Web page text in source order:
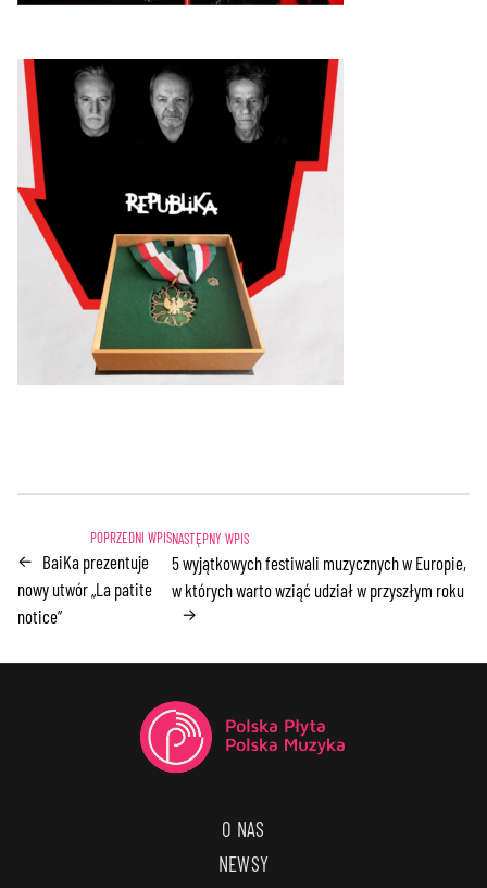
← BaiKa prezentuje
nowy utwór „La patite
notice”
5 wyjątkowych festiwali muzycznych w Europie,
w których warto wziąć udział w przyszłym roku
→
O NAS
NEWSY